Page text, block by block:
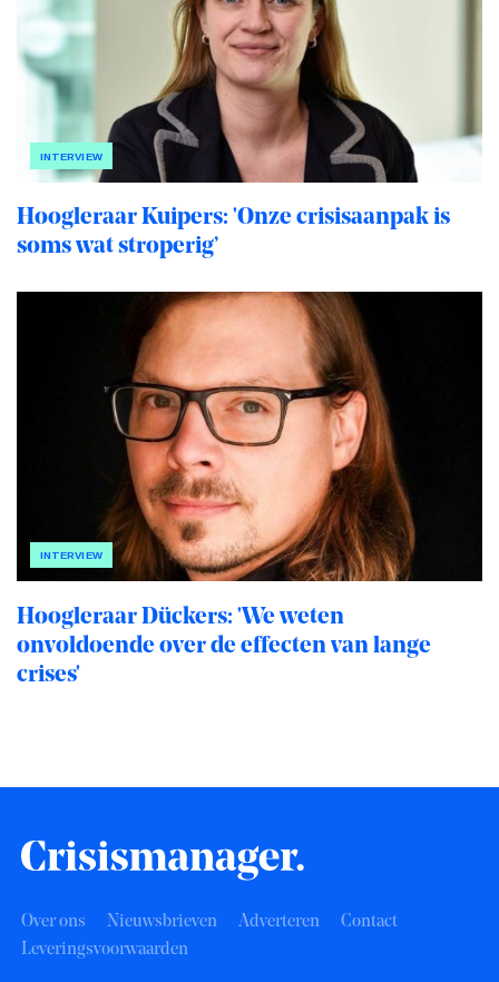
INTERVIEW
Hoogleraar Kuipers: 'Onze crisisaanpak is
soms wat stroperig’
INTERVIEW
Hoogleraar Dückers: 'We weten
onvoldoende over de effecten van lange
crises'
Over ons Nieuwsbrieven Adverteren
Contact
Leveringsvoorwaarden